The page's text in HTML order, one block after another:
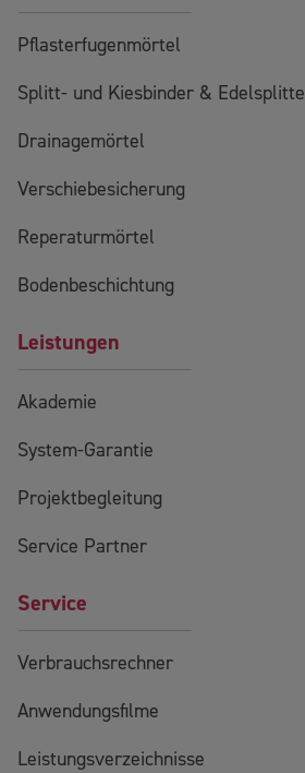
Pflasterfugenmörtel
Splitt- und Kiesbinder & Edelsplitte
Drainagemörtel
Verschiebesicherung
Reperaturmörtel
Bodenbeschichtung
Leistungen
Akademie
System-Garantie
Projektbegleitung
Service Partner
Service
Verbrauchsrechner
Anwendungsfilme
Leistungsverzeichnisse